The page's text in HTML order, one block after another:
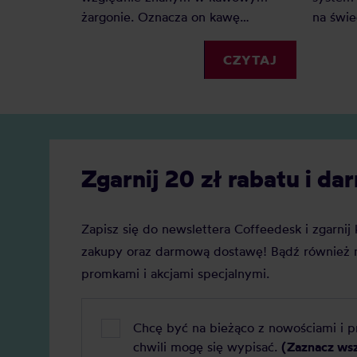
żargonie. Oznacza on kawę
najwyższej jakości, jednak co z kawą
premium? Czy to tylko chwyt
marketingowy czy faktyczna ocena
którą najlepiej wybrać do domu?
CZYTAJ
na
Zgarnij 20 zł rabatu i
Zapisz się do newslettera Coffeedesk i
zakupy oraz darmową dostawę! Bądź również
promkami i akcjami specjalnymi.
Chcę być na bieżąco z nowościami i
chwili mogę się wypisać. (Zaznacz